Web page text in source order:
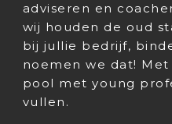
adviseren en
wij houden de oud
bij jullie bedrijf,
noemen we dat!
pool met young
vullen.